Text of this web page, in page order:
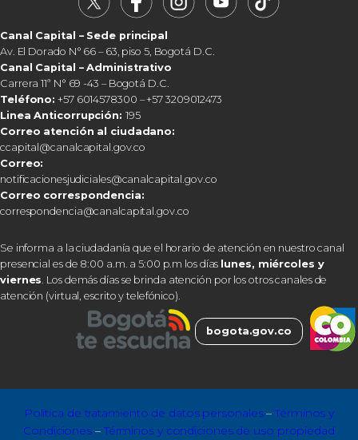
Canal Capital – Sede principal
Av. El Dorado N° 66 – 63, piso 5, Bogotá D.C.
Canal Capital – Administrativo
Carrera 11ª N° 69 -43 – Bogotá D.C.
Teléfono: +57 6014578300 – +57 3209012473
Linea Anticorrupción: 195
Correo atención al ciudadano:
ccapital@canalcapital.gov.co
Correo:
notificacionesjudiciales@canalcapital.gov.co
Correo correspondencia:
correspondencia@canalcapital.gov.co
Se informa a la ciudadanía que el horario de atención en nuestro canal
presencial es de 8:00 a.m. a 5:00 p.m los días lunes, miércoles y
viernes. Los demás días se brinda atención por los otros canales de
atención (virtual, escrito y telefónico).
bogota.gov.co
Política de tratamiento de datos personales–Términos y
Condiciones –Términos y condiciones de uso propiedad